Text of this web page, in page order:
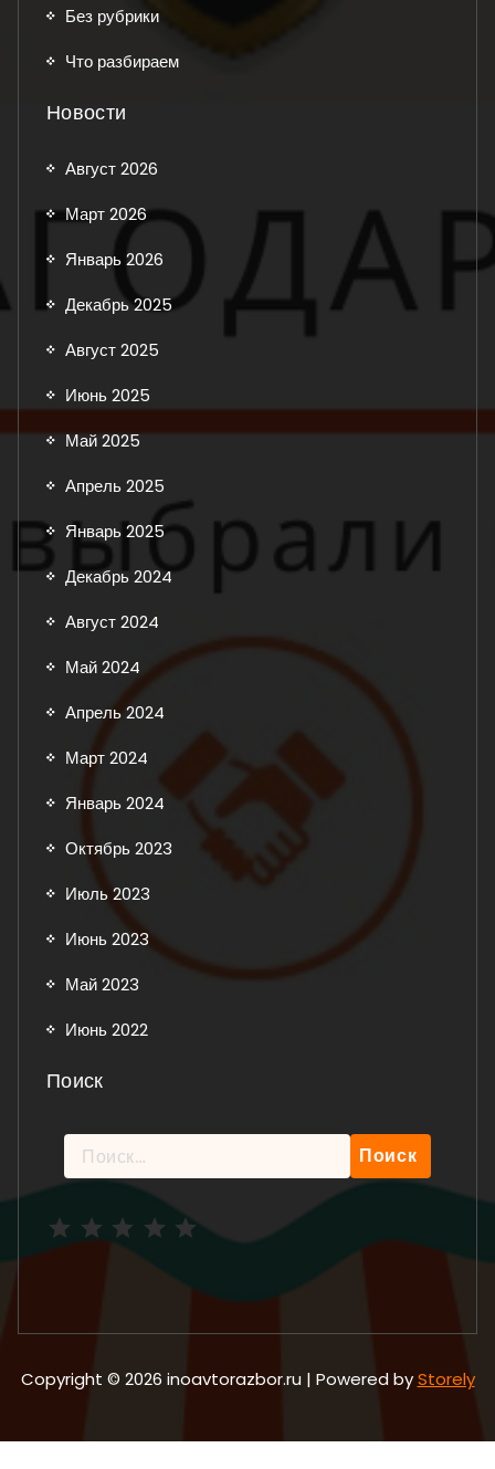
Без рубрики
Что разбираем
Новости
Август 2026
Март 2026
Январь 2026
Декабрь 2025
Август 2025
Июнь 2025
Май 2025
Апрель 2025
Январь 2025
Декабрь 2024
Август 2024
Май 2024
Апрель 2024
Март 2024
Январь 2024
Октябрь 2023
Июль 2023
Июнь 2023
Май 2023
Июнь 2022
Поиск
Найти:
Copyright © 2026 inoavtorazbor.ru | Powered byStorely